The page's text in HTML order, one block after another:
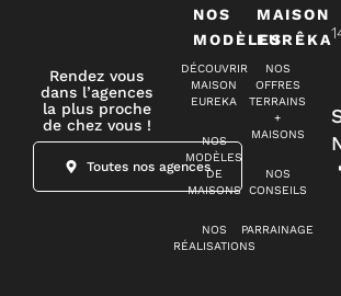
Rendez vous
dans l’agences
la plus proche
de chez vous !
Toutes nos agences
NOS
MODÈLES
DÉCOUVRIR
MAISON
EUREKA
NOS
MODÈLES
DE
MAISONS
NOS
RÉALISATIONS
MAISON
EURÊKA
NOS
OFFRES
TERRAINS
+
MAISONS
NOS
CONSEILS
PARRAINAGE